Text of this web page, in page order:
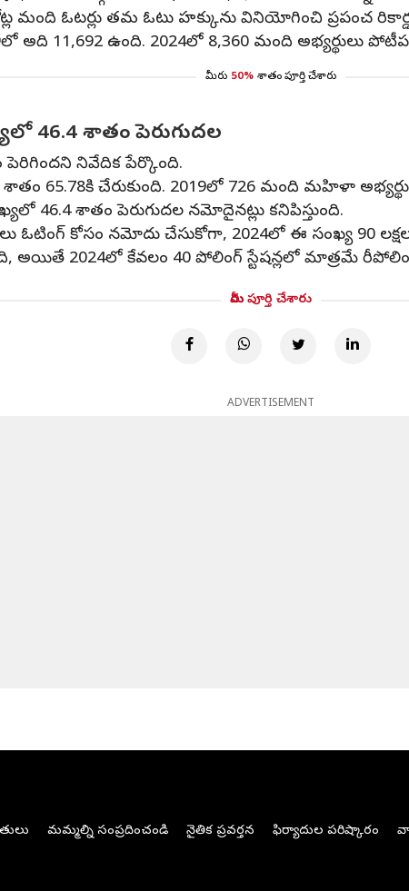
మంది ఓటర్లు తమ ఓటు హక్కును వినియోగించి ప్రపంచ
అది 11,692 ఉంది. 2024లో 8,360 మంది అభ్యర్థులు
మీరు 50% శాతం పూర్తి చేశారు
46.4 శాతం పెరుగుదల
నివేదిక పేర్కొంది.
65.78కి చేరుకుంది. 2019లో 726 మంది మహిళా
46.4 శాతం పెరుగుదల నమోదైనట్లు కనిపిస్తుంది.
ఓటింగ్ కోసం నమోదు చేసుకోగా, 2024లో ఈ సంఖ్య 90
అయితే 2024లో కేవలం 40 పోలింగ్ స్టేషన్లలో మాత్రమే
మీరు పూర్తి చేశారు
ADVERTISEMENT
మమ్మల్ని సంప్రదించండి నైతిక ప్రవర్తన ఫిర్యాదుల పరిష్కారం